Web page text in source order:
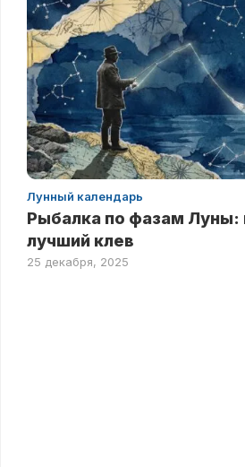
Лунный календарь
Рыбалка по фазам Луны:
лучший клев
25 декабря, 2025